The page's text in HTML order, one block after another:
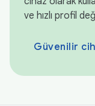
ve hızlı profil
Güvenilir